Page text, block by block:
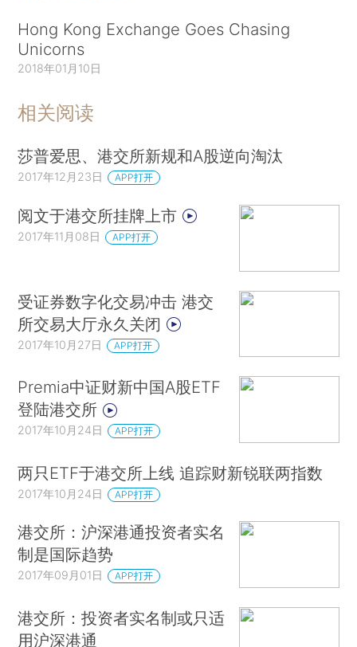
Hong Kong Exchange Goes Chasing
Unicorns
2018年01月10日
相关阅读
莎普爱思、港交所新规和A股逆向淘汰
2017年12月23日 APP打开
阅文于港交所挂牌上市
2017年11月08日 APP打开
受证券数字化交易冲击 港交
所交易大厅永久关闭
2017年10月27日 APP打开
Premia中证财新中国A股ETF
登陆港交所
2017年10月24日 APP打开
两只ETF于港交所上线 追踪财新锐联两指数
2017年10月24日 APP打开
港交所：沪深港通投资者实名
制是国际趋势
2017年09月01日 APP打开
港交所：投资者实名制或只适
用沪深港通